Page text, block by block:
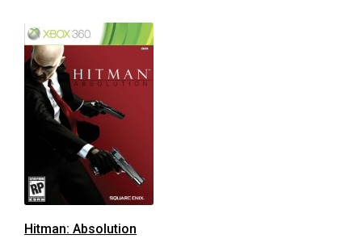
Hitman: Absolution